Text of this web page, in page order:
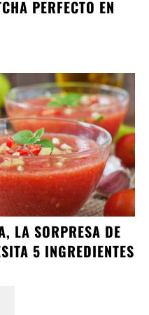
PERFECTO EN
LA SORPRESA DE
5 INGREDIENTES